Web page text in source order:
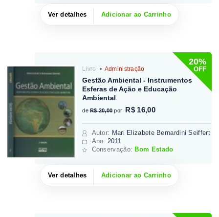
Ver detalhes Adicionar ao Carrinho
20%
OFF
Livro Administração
Gestão Ambiental - Instrumentos
Esferas de Ação e Educação
Ambiental
de R$ 20,00 por R$ 16,00
Autor: Mari Elizabete Bernardini Seiffert
Ano: 2011
Conservação: Bom Estado
Ver detalhes Adicionar ao Carrinho